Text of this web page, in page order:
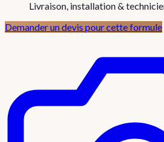
Livraison, installation &
Demander un devis pour cette formule